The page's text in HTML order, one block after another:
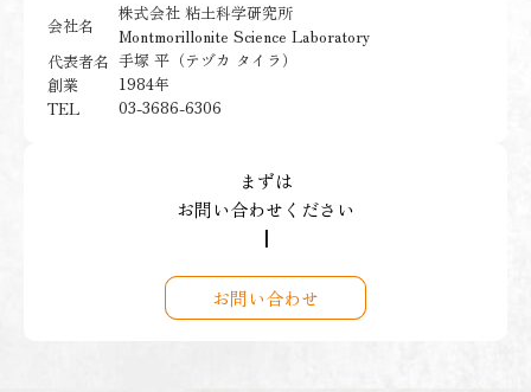
会社名
株式会社 粘土科学研究所
Montmorillonite Science Laboratory
代表者名 手塚 平（テヅカ タイラ）
創業
1984年
TEL
03-3686-6306
まずは
お問い合わせください
┃
お問い合わせ